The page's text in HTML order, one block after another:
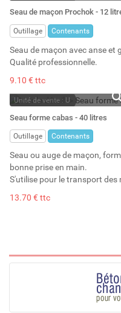
En stock
Stock : 8
Seau de maçon Prochok - 12
Outillage Contenants
Seau de maçon avec anse et
Qualité professionnelle.
9.10 € ttc
Unité de vente : U
En stock
Stock : 13
Seau forme cabas - 40 litres
Outillage Contenants
Seau ou auge de maçon,
bonne prise en main.
S'utilise pour le transport des
13.70 € ttc